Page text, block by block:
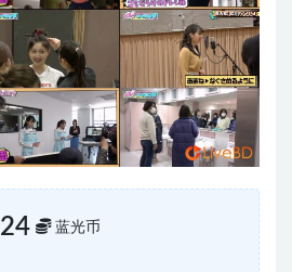
24 蓝光币